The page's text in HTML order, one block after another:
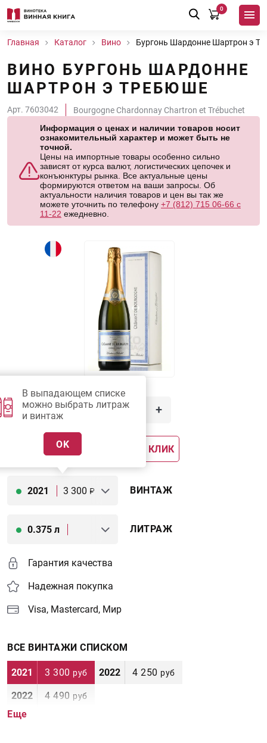
0
Главная Каталог Вино Бургонь Шардонне Шартрон э
ВИНО БУРГОНЬ ШАРДОННЕ
ШАРТРОН Э ТРЕБЮШЕ
Арт. 7603042
Bourgogne Chardonnay Chartron et Trébuchet
Информация о ценах и наличии товаров носит
ознакомительный характер и может быть не
точной.
Цены на импортные товары особенно сильно
зависят от курса валют, логистических цепочек и
конъюнктуры рынка. Все актуальные цены
формируются ответом на ваши запросы. Об
актуальности наличия товаров и цен вы так же
можете уточнить по телефону +7 (812) 715 06-66 с
11-22 ежедневно.
3 300 руб. - +
В КОРЗИНУ КУПИТЬ В 1 КЛИК
В выпадающем списке
можно выбрать литраж
и винтаж
OK
2021 3 300 ВИНТАЖ
0.375 л ЛИТРАЖ
Гарантия качества
Надежная покупка
Visa, Mastercard, Мир
ВСЕ ВИНТАЖИ СПИСКОМ
2021 3 300 руб 2022 4 250 руб
2022 4 490 руб
Еще